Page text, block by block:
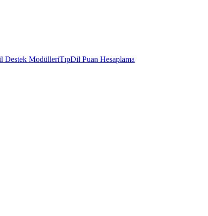
Destek ModülleriTıpDil Puan Hesaplama